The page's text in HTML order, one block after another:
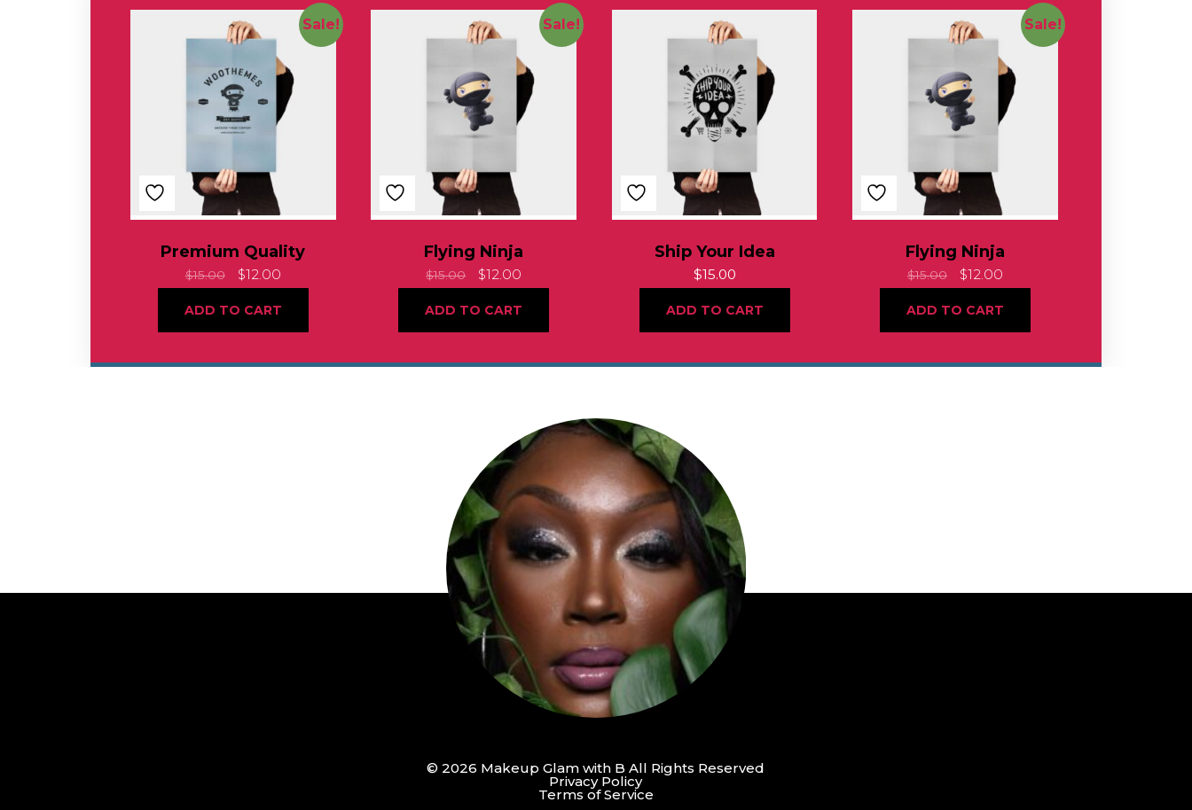
Sale!
Premium Quality
$15.00 $12.00
ADD TO CART
Sale!
Flying Ninja
$15.00 $12.00
ADD TO CART
Ship Your Idea
$15.00
ADD TO CART
Sale!
Flying Ninja
$15.00 $12.00
ADD TO CART
© 2026 Makeup Glam with B All Rights Reserved
Privacy Policy
Terms of Service